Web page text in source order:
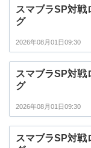
スマブラSP対戦
グ
2026年08月01日09:30
スマブラSP対戦
グ
2026年08月01日09:30
スマブラSP対戦